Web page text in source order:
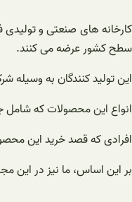
کارخانه های صنعتی و
سطح کشور عرضه می کنند.
این تولید کنندگان به
انواع این محصولات که شامل
افرادی که قصد خرید این
بر این اساس، ما نیز در این